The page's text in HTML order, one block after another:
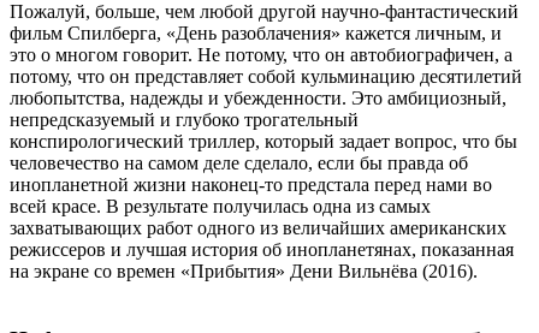
Пожалуй, больше, чем любой другой научно-фантастический
фильм Спилберга, «День разоблачения» кажется личным, и
это о многом говорит. Не потому, что он автобиографичен, а
потому, что он представляет собой кульминацию десятилетий
любопытства, надежды и убежденности. Это амбициозный,
непредсказуемый и глубоко трогательный
конспирологический триллер, который задает вопрос, что бы
человечество на самом деле сделало, если бы правда об
инопланетной жизни наконец-то предстала перед нами во
всей красе. В результате получилась одна из самых
захватывающих работ одного из величайших американских
режиссеров и лучшая история об инопланетянах, показанная
на экране со времен «Прибытия» Дени Вильнёва (2016).